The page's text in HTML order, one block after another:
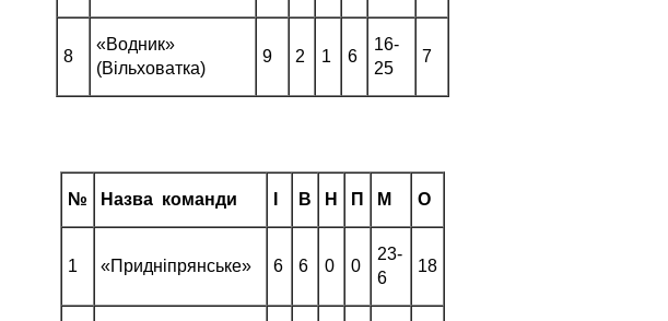
8
«Водник»
(Вільховатка)
9 2 1 6
16­
25
7
№ Назва команди В Н П М О
1 «Придніпрянське» 6 6 0 0
23­
6
18